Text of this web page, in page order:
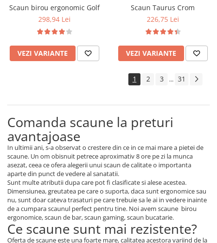
Scaun birou ergonomic Golf
298,94 Lei
VEZI VARIANTE
Scaun Taurus Crom
226,75 Lei
VEZI VARIANTE
1 2 3 ... 31
Comanda scaune la preturi
avantajoase
In ultimii ani, s-a observat o crestere din ce in ce mai mare a pietei de
scaune. Un om obisnuit petrece aproximativ 8 ore pe zi la munca
asezat, ceea ce ofera alegerii unui scaun de calitate o importanta
aparte din punct de vedere al sanatatii.
Sunt multe atributii dupa care pot fi clasificate si alese acestea.
Dimensiunea, greutatea pe care o suporta, daca sunt ergonomice sau
nu, sunt doar cateva trasaturi pe care trebuie sa le ai in vedere inainte
de a cumpara scaunul perfect pentru tine. Noi avem scaune birou
ergonomice, scaun de bar, scaun gaming, scaun bucatarie.
Ce scaune sunt mai rezistente?
Oferta de scaune este una foarte mare, calitatea acestora variind de la